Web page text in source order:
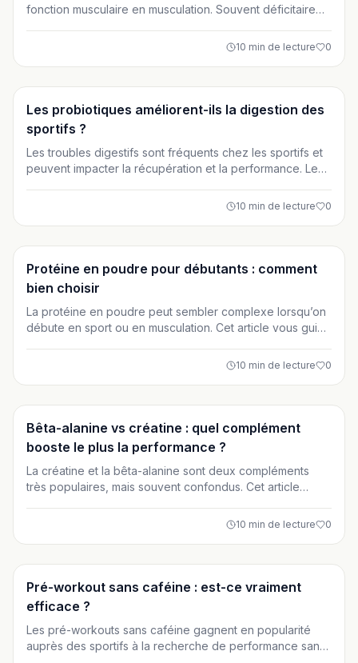
fonction musculaire en musculation. Souvent déficitaire
performance, la récupération et la prévention des
10 min de lecture 0
Suppléments
Les probiotiques améliorent-ils la digestion des
sportifs ?
Les troubles digestifs sont fréquents chez les sportifs et
peuvent impacter la récupération et la performance. Les
solution, mais leur efficacité dépend des souches, des
choix éclairé.
10 min de lecture 0
Suppléments
Protéine en poudre pour débutants : comment
bien choisir
La protéine en poudre peut sembler complexe lorsqu’on
débute en sport ou en musculation. Cet article vous guide
de protéine et l’utiliser intelligemment selon vos objectifs.
10 min de lecture 0
Suppléments
Bêta-alanine vs créatine : quel complément
booste le plus la performance ?
La créatine et la bêta-alanine sont deux compléments
très populaires, mais souvent confondus. Cet article
l’endurance musculaire. Découvrez lequel choisir ou
10 min de lecture 0
Suppléments
Pré-workout sans caféine : est-ce vraiment
efficace ?
Les pré-workouts sans caféine gagnent en popularité
auprès des sportifs à la recherche de performance sans